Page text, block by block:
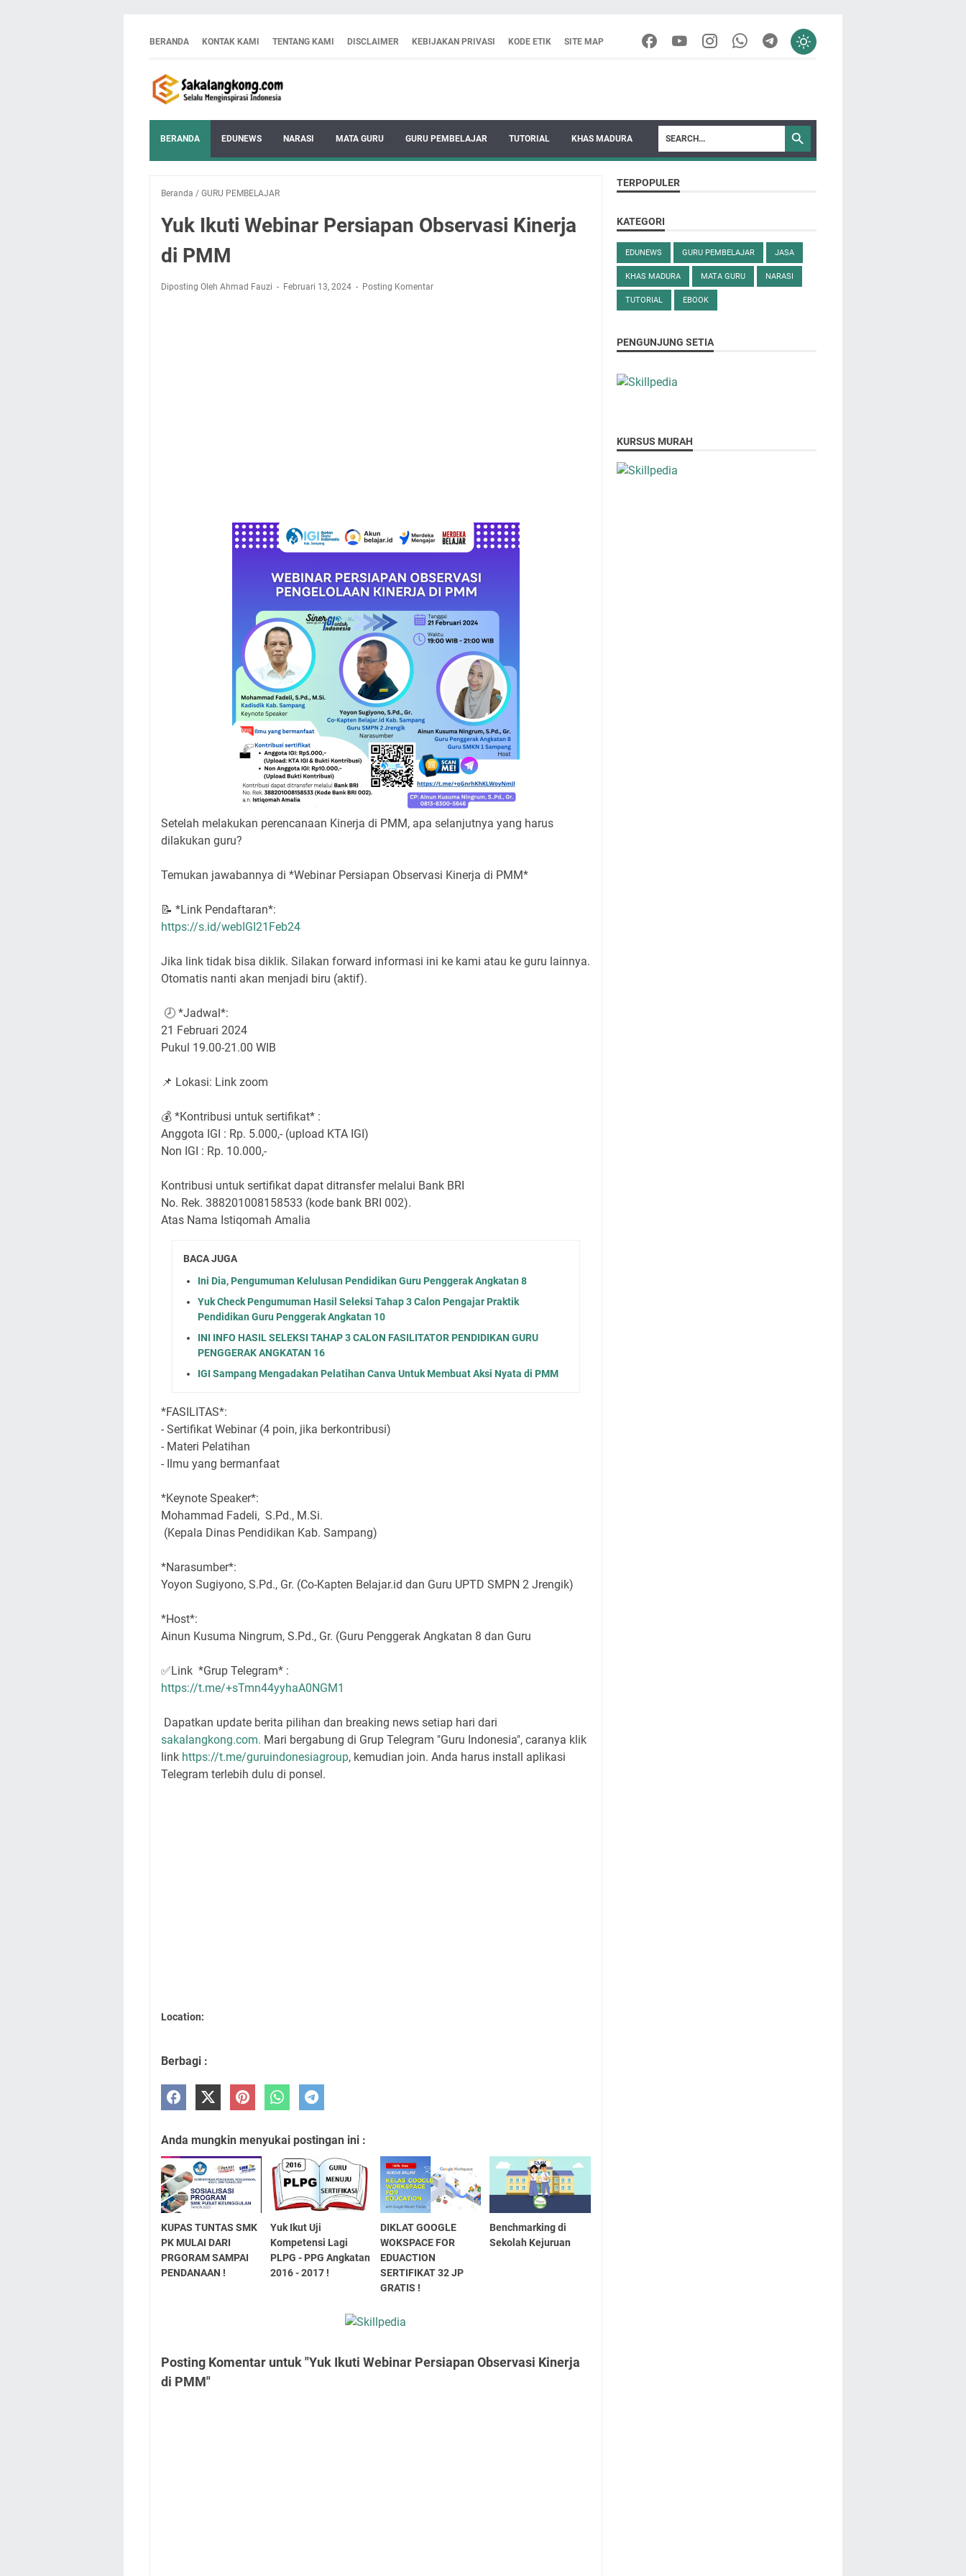
BERANDA KONTAK KAMI TENTANG KAMI DISCLAIMER KEBIJAKAN PRIVASI KODE ETIK SITE MAP
BERANDA EDUNEWS NARASI MATA GURU GURU PEMBELAJAR TUTORIAL KHAS MADURA
Beranda / GURU PEMBELAJAR
Yuk Ikuti Webinar Persiapan Observasi Kinerja
di PMM
Diposting Oleh Ahmad Fauzi Februari 13, 2024 Posting Komentar
Setelah melakukan perencanaan Kinerja di PMM, apa selanjutnya yang harus
dilakukan guru?
Temukan jawabannya di *Webinar Persiapan Observasi Kinerja di PMM*
📝 *Link Pendaftaran*:
https://s.id/webIGI21Feb24
Jika link tidak bisa diklik. Silakan forward informasi ini ke kami atau ke guru lainnya.
Otomatis nanti akan menjadi biru (aktif).
🕗 *Jadwal*:
21 Februari 2024
Pukul 19.00-21.00 WIB
📌 Lokasi: Link zoom
💰 *Kontribusi untuk sertifikat* :
Anggota IGI : Rp. 5.000,- (upload KTA IGI)
Non IGI : Rp. 10.000,-
Kontribusi untuk sertifikat dapat ditransfer melalui Bank BRI
No. Rek. 388201008158533 (kode bank BRI 002).
Atas Nama Istiqomah Amalia
BACA JUGA
Ini Dia, Pengumuman Kelulusan Pendidikan Guru Penggerak Angkatan 8
Yuk Check Pengumuman Hasil Seleksi Tahap 3 Calon Pengajar Praktik
Pendidikan Guru Penggerak Angkatan 10
INI INFO HASIL SELEKSI TAHAP 3 CALON FASILITATOR PENDIDIKAN GURU
PENGGERAK ANGKATAN 16
IGI Sampang Mengadakan Pelatihan Canva Untuk Membuat Aksi Nyata di PMM
*FASILITAS*:
- Sertifikat Webinar (4 poin, jika berkontribusi)
- Materi Pelatihan
- Ilmu yang bermanfaat
*Keynote Speaker*:
Mohammad Fadeli, S.Pd., M.Si.
(Kepala Dinas Pendidikan Kab. Sampang)
*Narasumber*:
Yoyon Sugiyono, S.Pd., Gr. (Co-Kapten Belajar.id dan Guru UPTD SMPN 2 Jrengik)
*Host*:
Ainun Kusuma Ningrum, S.Pd., Gr. (Guru Penggerak Angkatan 8 dan Guru
✅Link *Grup Telegram* :
https://t.me/+sTmn44yyhaA0NGM1
Dapatkan update berita pilihan dan breaking news setiap hari dari
sakalangkong.com. Mari bergabung di Grup Telegram "Guru Indonesia", caranya klik
link https://t.me/guruindonesiagroup, kemudian join. Anda harus install aplikasi
Telegram terlebih dulu di ponsel.
Location:
Berbagi :
Anda mungkin menyukai postingan ini :
KUPAS TUNTAS SMK
PK MULAI DARI
PRGORAM SAMPAI
PENDANAAN !
Yuk Ikut Uji
Kompetensi Lagi
PLPG - PPG Angkatan
2016 - 2017 !
DIKLAT GOOGLE
WOKSPACE FOR
EDUACTION
SERTIFIKAT 32 JP
GRATIS !
Benchmarking di
Sekolah Kejuruan
Posting Komentar untuk "Yuk Ikuti Webinar Persiapan Observasi Kinerja
di PMM"
TERPOPULER
KATEGORI
EDUNEWS GURU PEMBELAJAR JASA
KHAS MADURA MATA GURU NARASI
TUTORIAL EBOOK
PENGUNJUNG SETIA
KURSUS MURAH